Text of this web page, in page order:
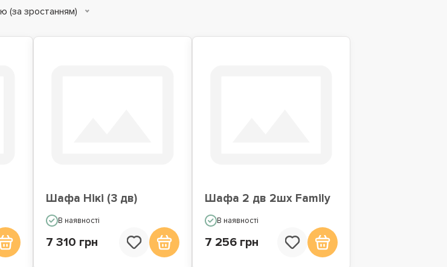
(за зростанням)
Шафа Нікі (3 дв)
В наявності
7 310 грн
Шафа 2 дв 2шх Family
В наявності
7 256 грн